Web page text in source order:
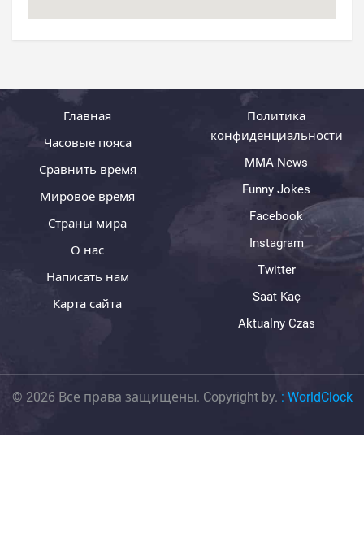
Главная
Часовые пояса
Сравнить время
Мировое время
Страны мира
О нас
Написать нам
Карта сайта
Политика
конфиденциальности
MMA News
Funny Jokes
Facebook
Instagram
Twitter
Saat Kaç
Aktualny Czas
© 2026 Все права защищены. Copyright by. : WorldClock